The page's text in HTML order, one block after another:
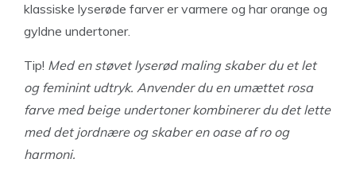
klassiske lyserøde farver er varmere og har orange og
gyldne undertoner.
Tip! Med en støvet lyserød maling skaber du et let
og feminint udtryk. Anvender du en umættet rosa
farve med beige undertoner kombinerer du det lette
med det jordnære og skaber en oase af ro og
harmoni.